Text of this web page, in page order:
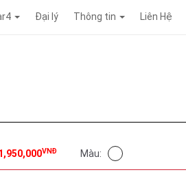
Đại lý Thông tin Liên Hệ
VNĐ Màu: